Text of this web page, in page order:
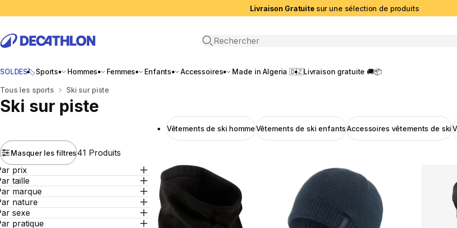
Livraison Gratuite sur une sélection de produits
Recherche ouverte
SOLDES🏷️Sports Hommes Femmes Enfants Accessoires Made in Algeria 🇩🇿Livraison gratuite 🚚📦
Accueil
Tous les sports Ski sur piste
Ski sur piste
Vêtements de ski hommeVêtements de ski enfantsAccessoires vêtements de ski
Masquer les filtres41 Produits
prix
taille
marque
nature
sexe
pratique